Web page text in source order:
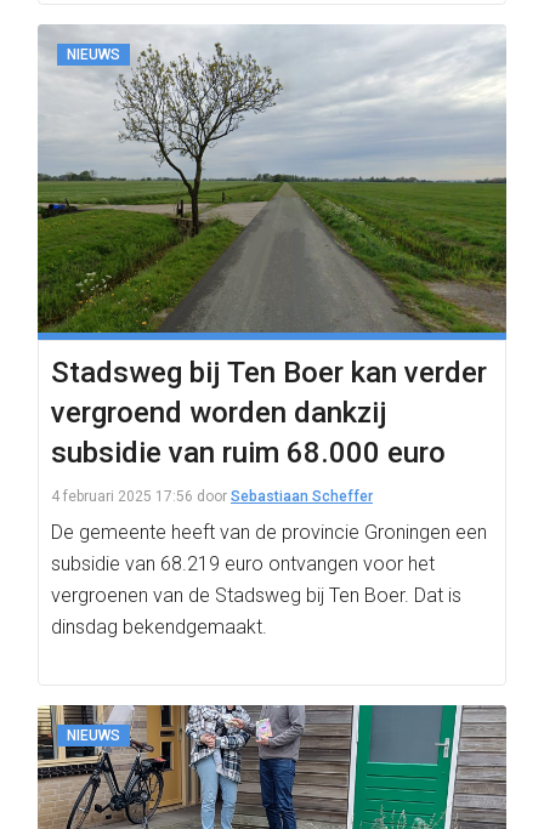
NIEUWS
Stadsweg bij Ten Boer kan verder
vergroend worden dankzij
subsidie van ruim 68.000 euro
4 februari 2025 17:56 door Sebastiaan Scheffer
De gemeente heeft van de provincie Groningen een
subsidie van 68.219 euro ontvangen voor het
vergroenen van de Stadsweg bij Ten Boer. Dat is
dinsdag bekendgemaakt.
NIEUWS